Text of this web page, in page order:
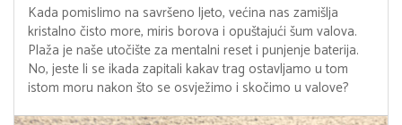
Kada pomislimo na savršeno ljeto, većina nas zamišlja
kristalno čisto more, miris borova i opuštajući šum valova.
Plaža je naše utočište za mentalni reset i punjenje baterija.
No, jeste li se ikada zapitali kakav trag ostavljamo u tom
istom moru nakon što se osvježimo i skočimo u valove?